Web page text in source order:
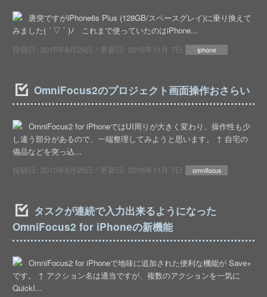
唐突ですがiPhone6s Plus (128GB/スペースグレイ)に乗り換えて
みました( ´ ▽ ` )ﾉ これまで使っていたのはiPhone...
投稿日: 2015年9月29日 / 更新日: 2016年11月 7日 iphone
OmniFocus2のプロジェクト画面操作おさらい
OmniFocus2 for iPhoneではUI周りが大きく変わり、操作性も少
し違う部分があるので、一端整理してみようと思います。 ↑ 自宅の
備品などを突っ込...
投稿日: 2013年9月26日 / 更新日: 2016年11月 7日 omnifocus
タスクが連続で入力出来るようになった
OmniFocus2 for iPhoneの新機能
OmniFocus2 for iPhoneで地味に追加された便利な機能が Save+
です。 ↑ アクション名は適当ですが、複数のアクションを一気に
QuickI...